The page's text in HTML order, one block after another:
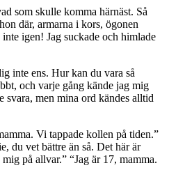
som skulle komma härnäst. Så
där, armarna i kors, ögonen
igen! Jag suckade och himlade
inte ens. Hur kan du vara så
och varje gång kände jag mig
svara, men mina ord kändes alltid
Vi tappade kollen på tiden.”
du vet bättre än så. Det här är
på allvar.” “Jag är 17, mamma.